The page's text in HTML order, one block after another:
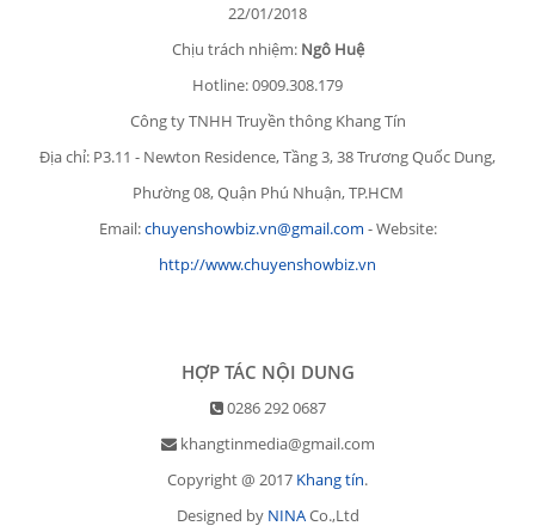
22/01/2018
Chịu trách nhiệm: Ngô Huệ
Hotline: 0909.308.179
Công ty TNHH Truyền thông Khang Tín
Địa chỉ: P3.11 - Newton Residence, Tầng 3, 38 Trương Quốc Dung,
Phường 08, Quận Phú Nhuận, TP.HCM
Email:chuyenshowbiz.vn@gmail.com - Website:
http://www.chuyenshowbiz.vn
HỢP TÁC NỘI DUNG
0286 292 0687
khangtinmedia@gmail.com
Copyright @ 2017 Khang tín.
Designed by NINACo.,Ltd